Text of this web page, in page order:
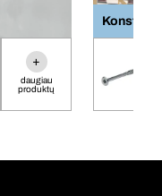
+
daugiau
produktų